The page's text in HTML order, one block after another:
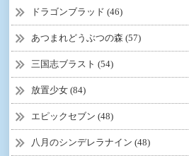
ドラゴンブラッド (46)
あつまれどうぶつの森 (57)
三国志ブラスト (54)
放置少女 (84)
エピックセブン (48)
八月のシンデレラナイン (48)